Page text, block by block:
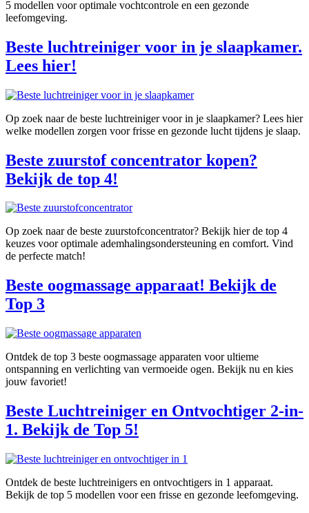
5 modellen voor optimale vochtcontrole en een gezonde
leefomgeving.
Beste luchtreiniger voor in je slaapkamer.
Lees hier!
Op zoek naar de beste luchtreiniger voor in je slaapkamer? Lees hier
welke modellen zorgen voor frisse en gezonde lucht tijdens je slaap.
Beste zuurstof concentrator kopen?
Bekijk de top 4!
Op zoek naar de beste zuurstofconcentrator? Bekijk hier de top 4
keuzes voor optimale ademhalingsondersteuning en comfort. Vind
de perfecte match!
Beste oogmassage apparaat! Bekijk de
Top 3
Ontdek de top 3 beste oogmassage apparaten voor ultieme
ontspanning en verlichting van vermoeide ogen. Bekijk nu en kies
jouw favoriet!
Beste Luchtreiniger en Ontvochtiger 2-in-
1. Bekijk de Top 5!
Ontdek de beste luchtreinigers en ontvochtigers in 1 apparaat.
Bekijk de top 5 modellen voor een frisse en gezonde leefomgeving.